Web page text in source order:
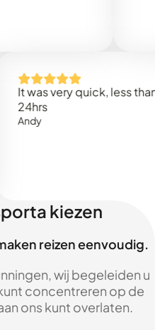
very quick, less than
kiezen
reizen eenvoudig.
wij begeleiden u
concentreren op de
ons kunt overlaten.